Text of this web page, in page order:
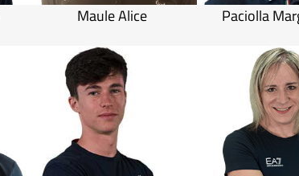
Maule Alice Paciolla